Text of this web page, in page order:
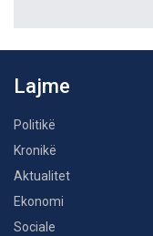
Lajme
Politikë
Kronikë
Aktualitet
Ekonomi
Sociale